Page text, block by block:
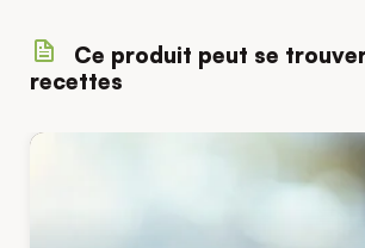
Ce produit peut se
recettes